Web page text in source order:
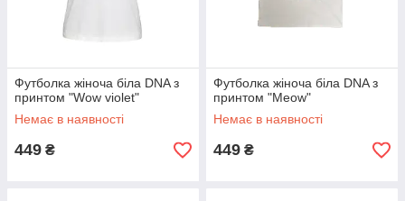
Футболка жіноча біла DNA з
принтом "Wow violet"
Немає в наявності
449 ₴
Футболка жіноча біла DNA з
принтом "Meow"
Немає в наявності
449 ₴